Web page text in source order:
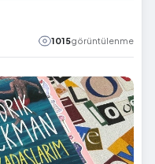
1015görüntülenme